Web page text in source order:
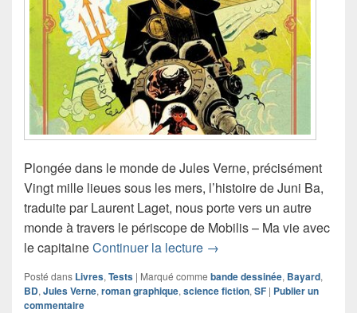
Plongée dans le monde de Jules Verne, précisément
Vingt mille lieues sous les mers, l’histoire de Juni Ba,
traduite par Laurent Laget, nous porte vers un autre
monde à travers le périscope de Mobilis – Ma vie avec
le capitaineContinuer la lecture Chronique bande
→
Posté dans Livres, Tests | Marqué comme bande dessinée, Bayard,
BD, Jules Verne, roman graphique, science fiction, SF | Publier un
commentaire